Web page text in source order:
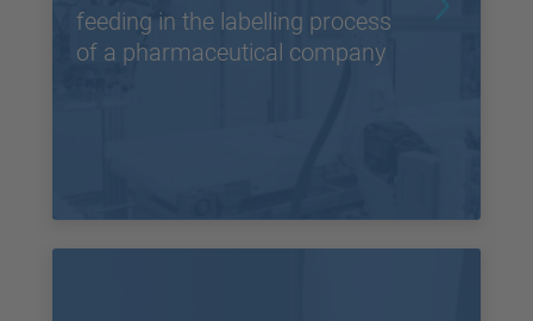
feeding in the labelling process
of a pharmaceutical company